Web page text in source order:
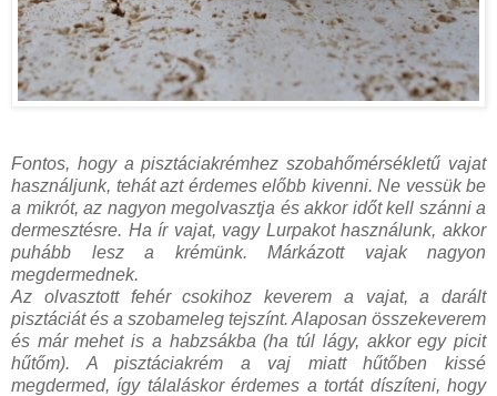
Fontos, hogy a pisztáciakrémhez szobahőmérsékletű vajat
használjunk, tehát azt érdemes előbb kivenni. Ne vessük be
a mikrót, az nagyon megolvasztja és akkor időt kell szánni a
dermesztésre. Ha ír vajat, vagy Lurpakot használunk, akkor
puhább lesz a krémünk. Márkázott vajak nagyon
megdermednek.
Az olvasztott fehér csokihoz keverem a vajat, a darált
pisztáciát és a szobameleg tejszínt. Alaposan összekeverem
és már mehet is a habzsákba (ha túl lágy, akkor egy picit
hűtőm). A pisztáciakrém a vaj miatt hűtőben kissé
megdermed, így tálaláskor érdemes a tortát díszíteni, hogy